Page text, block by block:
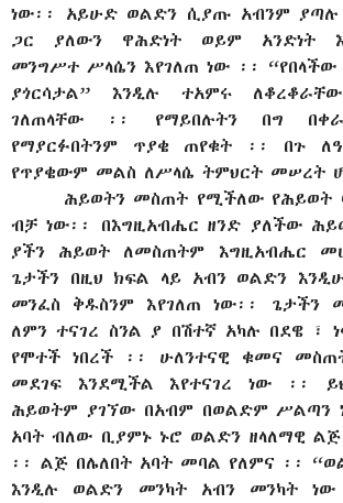
ነው፡፡ አይሁድ ወልድን ሲያጡ አብንም ያጣሉ
ጋር ያለውን ዋሕድነት ወይም አንድነት
መንግሥተ ሥላሴን እየገለጠ ነው ፡፡ “የበላችው
ያጎርሳታል” እንዲሉ ተአምሩ
ገለጠላቸው ፡፡ የማይበሉትን በግ
የማያርፉበትንም ጥያቄ ጠየቁት ፡፡ በጉ
የጥያቄውም መልስ ለሥላሴ ትምህርት መሠረት
ሕይወትን መስጠት የሚችለው የሕይወት
ብቻ ነው፡፡ በእግዚአብሔር ዘንድ ያለችው
ያችን ሕይወት ለመስጠትም እግዚአብሔር
ጌታችን በዚህ ክፍል ላይ አብን ወልድን
መንፈስ ቅዱስንም እየገለጠ ነው፡፡ ጌታችን
ለምን ተናገረ ስንል ያ በሽተኛ አካሉ በደዌ ፣
የሞተች ነበረች ፡፡ ሁለንተናዊ ቁመና
መደገፍ እንደሚችል እየተናገረ ነው ፡፡
ሕይወትም ያገኘው በአብም በወልድም ሥልጣን
አባት ብለው ቢያምኑ ኑሮ ወልድን ዘላለማዊ
፡፡ ልጅ በሌለበት አባት መባል የለምና ፡፡
እንዲሉ ወልድን መንካት አብን መንካት